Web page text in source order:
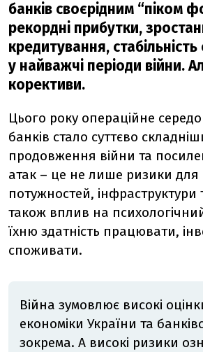
банків своєрідним “піком
рекордні прибутки,
кредитування, стабільність
у найважчі періоди війни.
корективи.
Цього року операційне
банків стало суттєво
продовження війни та
атак – це не лише ризики
потужностей, інфраструктури
також вплив на
їхню здатність працювати,
споживати.
Війна зумовлює високі
економіки України та
зокрема. А високі ризики